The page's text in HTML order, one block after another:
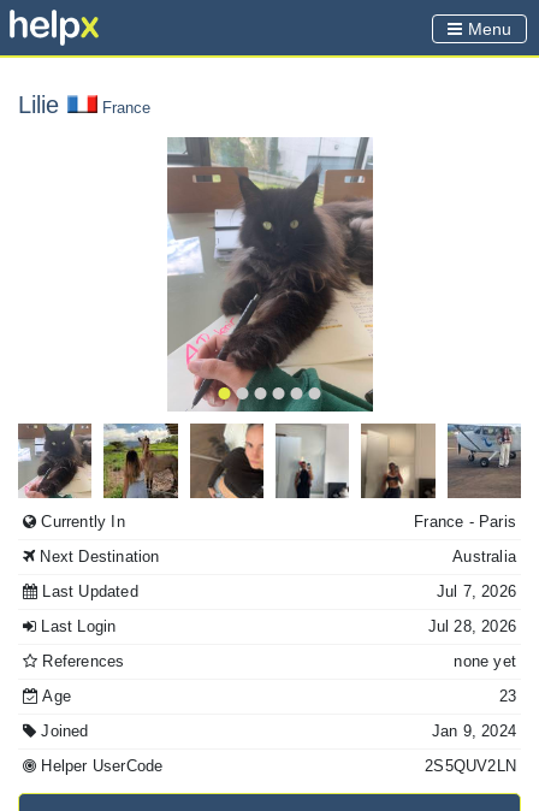
Menu
Lilie France
Currently In France - Paris
Next Destination
Australia
Last Updated
Jul 7, 2026
Last Login
Jul 28, 2026
References
none yet
Age
23
Joined
Jan 9, 2024
Helper UserCode
2S5QUV2LN